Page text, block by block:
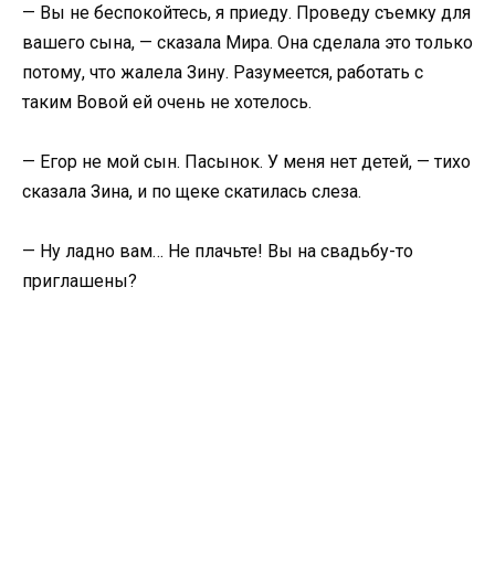
— Вы не беспокойтесь, я приеду. Проведу съемку для
вашего сына, — сказала Мира. Она сделала это только
потому, что жалела Зину. Разумеется, работать с
таким Вовой ей очень не хотелось.
— Егор не мой сын. Пасынок. У меня нет детей, — тихо
сказала Зина, и по щеке скатилась слеза.
— Ну ладно вам… Не плачьте! Вы на свадьбу-то
приглашены?